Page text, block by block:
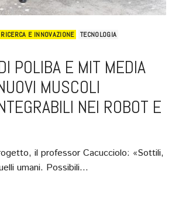
RICERCA E INNOVAZIONE
TECNOLOGIA
POLIBA E MIT MEDIA
MUSCOLI
NEI ROBOT E
il professor Cacucciolo: «Sottili,
umani. Possibili…